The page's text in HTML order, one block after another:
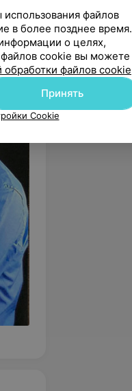
файлов
в более позднее время.
о целях,
файлов cookie вы можете
обработки файлов cookie
Принять
Cookie